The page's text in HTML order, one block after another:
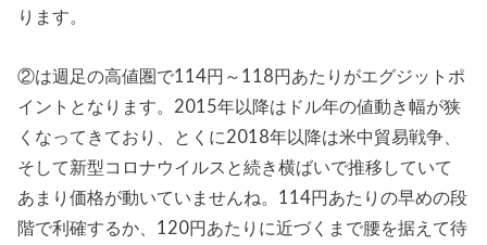
ります。
②は週足の高値圏で114円～118円あたりがエグジットポ
イントとなります。2015年以降はドル年の値動き幅が狭
くなってきており、とくに2018年以降は米中貿易戦争、
そして新型コロナウイルスと続き横ばいで推移していて
あまり価格が動いていませんね。114円あたりの早めの段
階で利確するか、120円あたりに近づくまで腰を据えて待